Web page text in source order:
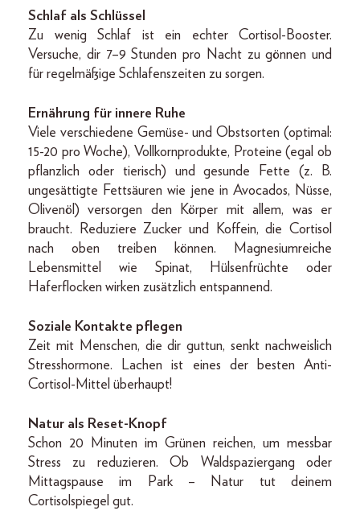
Schlaf als Schlüssel
Zu wenig Schlaf ist ein echter Cortisol-Booster.
Versuche, dir 7–9 Stunden pro Nacht zu gönnen und
für regelmäßige Schlafenszeiten zu sorgen.
Ernährung für innere Ruhe
Viele verschiedene Gemüse- und Obstsorten (optimal:
15-20 pro Woche), Vollkornprodukte, Proteine (egal ob
pflanzlich oder tierisch) und gesunde Fette (z. B.
ungesättigte Fettsäuren wie jene in Avocados, Nüsse,
Olivenöl) versorgen den Körper mit allem, was er
braucht. Reduziere Zucker und Koffein, die Cortisol
nach oben treiben können. Magnesiumreiche
Lebensmittel wie Spinat, Hülsenfrüchte oder
Haferflocken wirken zusätzlich entspannend.
Soziale Kontakte pflegen
Zeit mit Menschen, die dir guttun, senkt nachweislich
Stresshormone. Lachen ist eines der besten Anti-
Cortisol-Mittel überhaupt!
Natur als Reset-Knopf
Schon 20 Minuten im Grünen reichen, um messbar
Stress zu reduzieren. Ob Waldspaziergang oder
Mittagspause im Park – Natur tut deinem
Cortisolspiegel gut.